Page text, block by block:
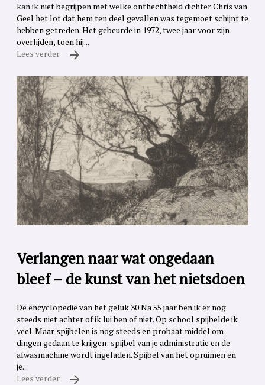
kan ik niet begrijpen met welke onthechtheid dichter Chris van
Geel het lot dat hem ten deel gevallen was tegemoet schijnt te
hebben getreden. Het gebeurde in 1972, twee jaar voor zijn
overlijden, toen hij...
Lees verder
Verlangen naar wat ongedaan
bleef – de kunst van het nietsdoen
De encyclopedie van het geluk 30 Na 55 jaar ben ik er nog
steeds niet achter of ik lui ben of niet. Op school spijbelde ik
veel. Maar spijbelen is nog steeds en probaat middel om
dingen gedaan te krijgen: spijbel van je administratie en de
afwasmachine wordt ingeladen. Spijbel van het opruimen en
je...
Lees verder